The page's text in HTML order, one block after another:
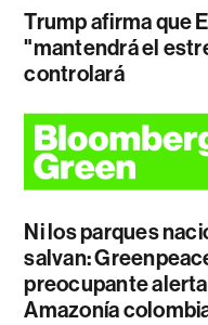
Trump afirma que
"mantendrá el
controlará
Ni los parques
salvan:
preocupante
Amazonía